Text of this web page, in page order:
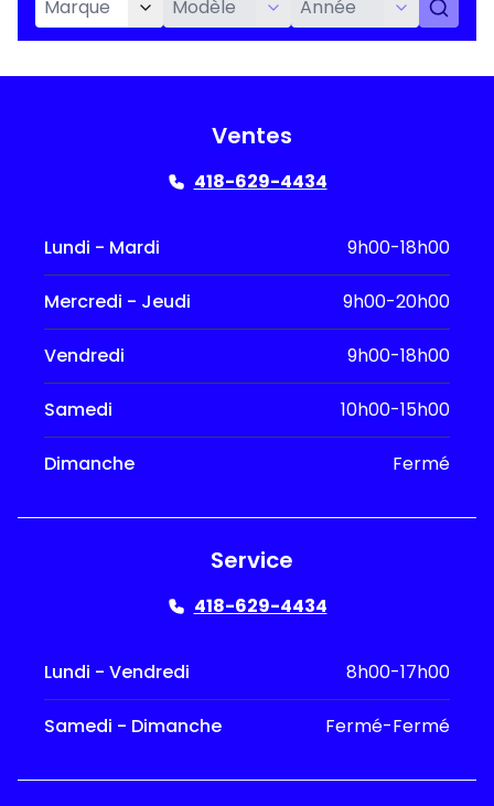
Ventes
418-629-4434
Lundi - Mardi 9h00-18h00
Mercredi - Jeudi 9h00-20h00
Vendredi 9h00-18h00
Samedi 10h00-15h00
Dimanche Fermé
Service
418-629-4434
Lundi - Vendredi 8h00-17h00
Samedi - Dimanche Fermé-Fermé